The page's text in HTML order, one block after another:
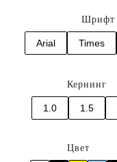
Шрифт
Arial Times
Кернинг
1.0 1.5
Цвет